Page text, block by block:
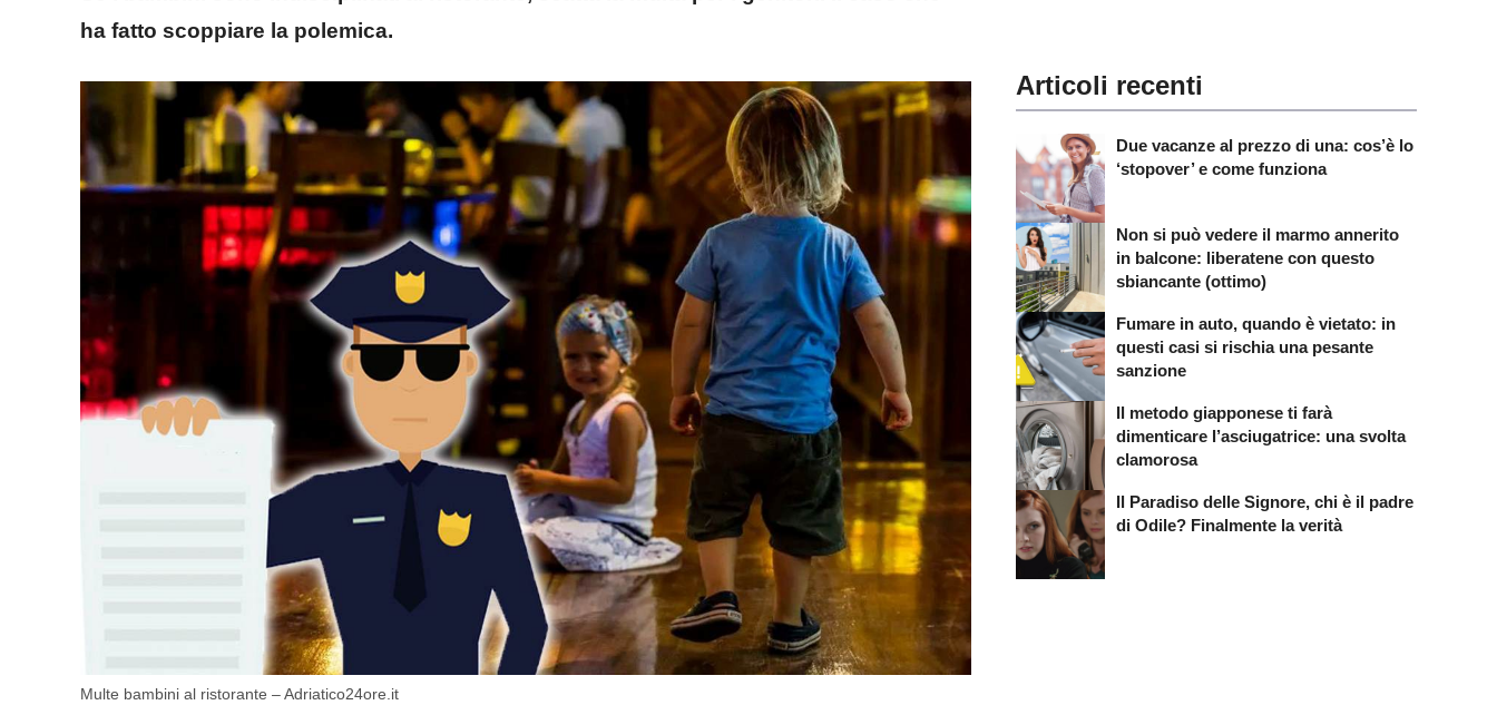
ha fatto scoppiare la polemica.
Multe bambini al ristorante – Adriatico24ore.it
Articoli recenti
Due vacanze al prezzo di una: cos’è lo
‘stopover’ e come funziona
Non si può vedere il marmo annerito
in balcone: liberatene con questo
sbiancante (ottimo)
Fumare in auto, quando è vietato: in
questi casi si rischia una pesante
sanzione
Il metodo giapponese ti farà
dimenticare l’asciugatrice: una svolta
clamorosa
Il Paradiso delle Signore, chi è il padre
di Odile? Finalmente la verità